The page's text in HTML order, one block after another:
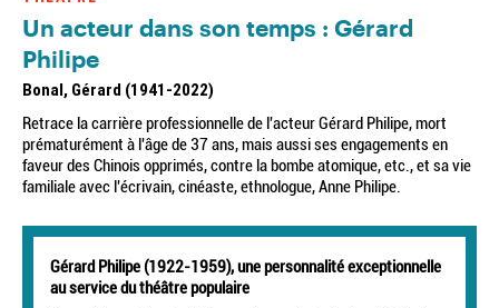
Un acteur dans son temps : Gérard
Philipe
Bonal, Gérard (1941-2022)
Retrace la carrière professionnelle de l'acteur Gérard Philipe, mort
prématurément à l'âge de 37 ans, mais aussi ses engagements en
faveur des Chinois opprimés, contre la bombe atomique, etc., et sa vie
familiale avec l'écrivain, cinéaste, ethnologue, Anne Philipe.
Gérard Philipe (1922-1959), une personnalité exceptionnelle
au service du théâtre populaire